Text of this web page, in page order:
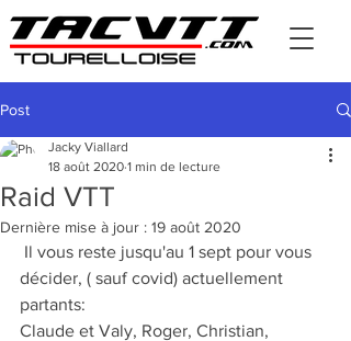
Post
Raid VTT
Jacky Viallard
18 août 2020 1 min de lecture
Dernière mise à jour : 19 août 2020
décider, ( sauf covid) actuellement
partants:
Claude et Valy, Roger, Christian,